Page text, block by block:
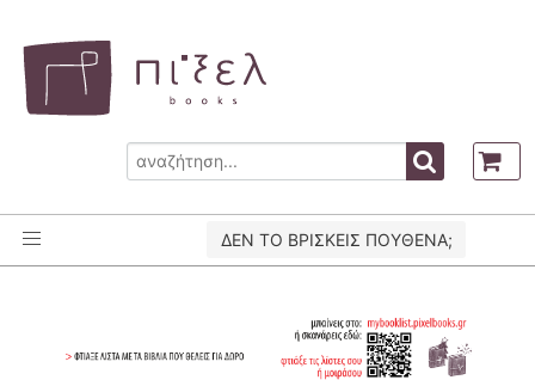
ΔΕΝ ΤΟ ΒΡΙΣΚΕΙΣ ΠΟΥΘΕΝΑ;